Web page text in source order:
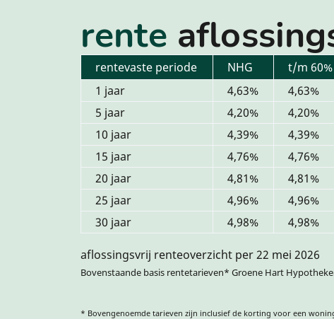
rente
rentevaste periode NHG t/m 60%
1 jaar
4,63% 4,63%
5 jaar
4,20% 4,20%
10 jaar
4,39% 4,39%
15 jaar
4,76% 4,76%
20 jaar
4,81% 4,81%
25 jaar
4,96% 4,96%
30 jaar
4,98% 4,98%
aflossingsvrij renteoverzicht per 22 mei 2026
Bovenstaande basis rentetarieven* Groene Hart
* Bovengenoemde tarieven zijn inclusief de korting voor een